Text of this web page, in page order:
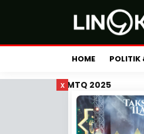
HOME POLITIK
x MTQ 2025